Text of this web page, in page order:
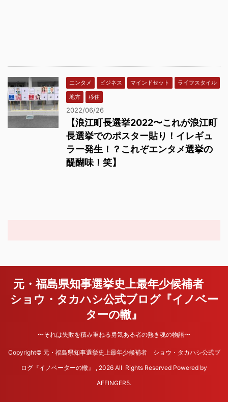
エンタメ ビジネス マインドセット
ライフスタイル
地方
移住
2022/06/26
【浪江町長選挙2022〜これが浪江町
長選挙でのポスター貼り！イレギュ
ラー発生！？これぞエンタメ選挙の
醍醐味！笑】
元・福島県知事選挙史上最年少候補者
ショウ・タカハシ公式ブログ『イノベー
ターの轍』
〜それは失敗を積み重ねる勇気ある者の熱き魂の物語〜
Copyright© 元・福島県知事選挙史上最年少候補者 ショウ・タカハシ公式ブ
ログ『イノベーターの轍』 , 2026 All Rights Reserved Powered by
AFFINGER5.